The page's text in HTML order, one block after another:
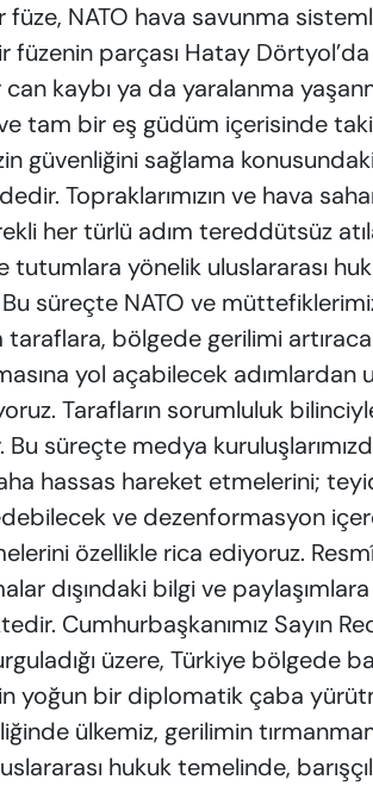
füze, NATO hava savunma
parçası Hatay Dörtyol’da
kaybı ya da yaralanma
ve tam bir eş güdüm içerisinde
güvenliğini sağlama
Topraklarımızın ve hava
her türlü adım tereddütsüz
tutumlara yönelik uluslararası
Bu süreçte NATO ve
bölgede gerilimi
yol açabilecek adımlardan
Tarafların sorumluluk
süreçte medya
hassas hareket etmelerini;
ve dezenformasyon
özellikle rica ediyoruz.
dışındaki bilgi ve
Cumhurbaşkanımız Sayın
üzere, Türkiye bölgede
yoğun bir diplomatik çaba
ülkemiz, gerilimin
hukuk temelinde,